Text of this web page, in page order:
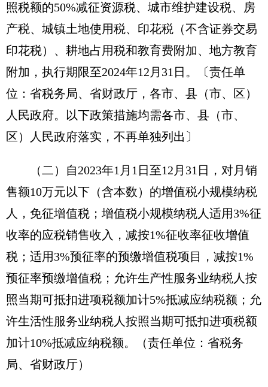
照税额的50%减征资源税、城市维护建设税、房
产税、城镇土地使用税、印花税（不含证券交易
印花税）、耕地占用税和教育费附加、地方教育
附加，执行期限至2024年12月31日。
〔责任单
位：省税务局、省财政厅，各市、县（市、区）
人民政府。以下政策措施均需各市、县（市、
区）人民政府落实，不再单独列出〕
（二）自2023年1月1日至12月31日，对月销
售额10万元以下（含本数）的增值税小规模纳税
人，免征增值税；增值税小规模纳税人适用3%征
收率的应税销售收入，减按1%征收率征收增值
税；适用3%预征率的预缴增值税项目，减按1%
预征率预缴增值税；允许生产性服务业纳税人按
照当期可抵扣进项税额加计5%抵减应纳税额；允
许生活性服务业纳税人按照当期可抵扣进项税额
加计10%抵减应纳税额。
（责任单位：省税务
局、省财政厅）